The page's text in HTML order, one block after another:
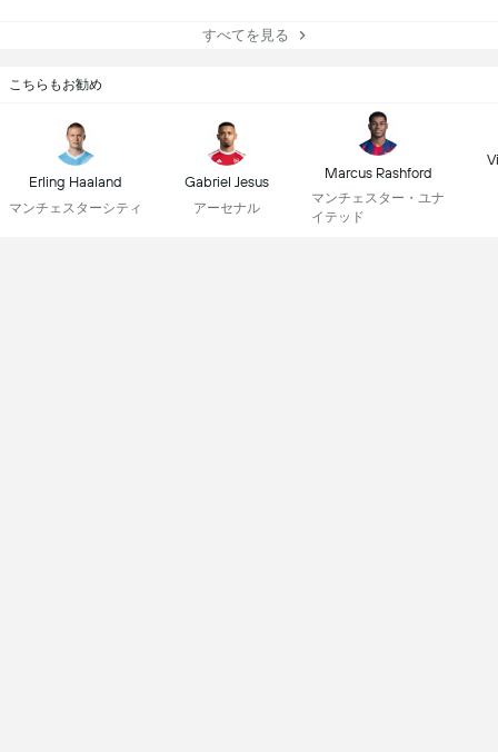
すべてを見る
こちらもお勧め
Erling Haaland
マンチェスターシティ
Gabriel Jesus
アーセナル
Marcus Rashford
マンチェスター・ユナ
イテッド